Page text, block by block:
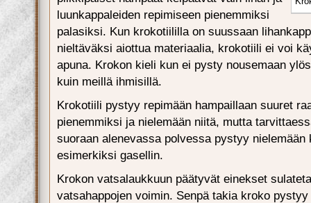
luunkappaleiden repimiseen pienemmiksi
palasiksi. Kun krokotiililla on suussaan
nieltäväksi aiottua materiaalia, krokotiili ei voi
apuna. Krokon kieli kun ei pysty nousemaan
kuin meillä ihmisillä.
Krokotiili pystyy repimään hampaillaan suuret
pienemmiksi ja nielemään niitä, mutta
suoraan alenevassa polvessa pystyy nielemään
esimerkiksi gasellin.
Krokon vatsalaukkuun päätyvät einekset
vatsahappojen voimin. Senpä takia kroko